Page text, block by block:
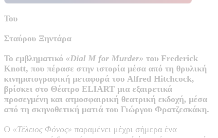
Του
Σταύρου Ξηντάρα
Το εμβληματικό «Dial M for Murder» του Frederick
Knott, που πέρασε στην ιστορία μέσα από τη θρυλική
κινηματογραφική μεταφορά του Alfred Hitchcock,
βρίσκει στο Θέατρο ELIART μια εξαιρετικά
προσεγμένη και ατμοσφαιρική θεατρική εκδοχή, μέσα
από τη σκηνοθετική ματιά του Γιώργου Φρατζεσκάκη.
Ο «Τέλειος Φόνος» παραμένει μέχρι σήμερα ένα